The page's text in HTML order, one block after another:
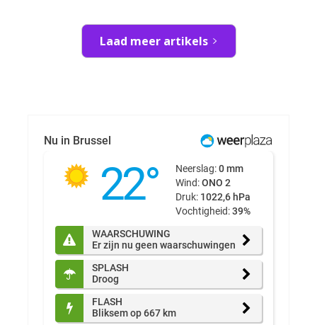
Laad meer artikels